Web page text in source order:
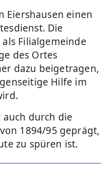
Eiershausen einen
Die
Filialgemeinde
des Ortes
dazu beigetragen,
Hilfe im
auch durch die
1894/95 geprägt,
zu spüren ist.